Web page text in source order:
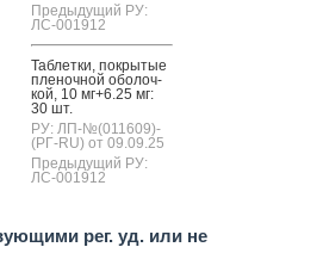
Предыдущий РУ:
ЛС-001912
Таб­летки, пок­ры­тые
пле­ноч­ной обо­лоч­
кой, 10 мг+6.25 мг:
30 шт.
РУ: ЛП-№(011609)-
(РГ-RU) от 09.09.25
Предыдущий РУ:
ЛС-001912
рег. уд. или не